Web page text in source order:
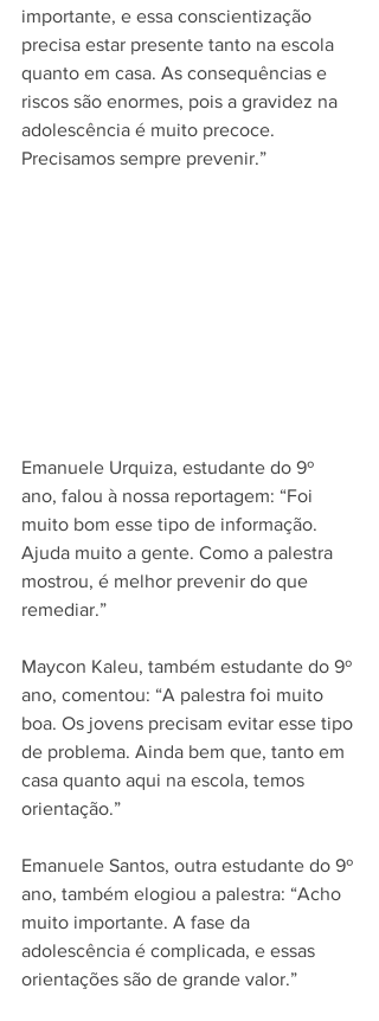
importante, e essa conscientização
precisa estar presente tanto na escola
quanto em casa. As consequências e
riscos são enormes, pois a gravidez na
adolescência é muito precoce.
Precisamos sempre prevenir.”
Emanuele Urquiza, estudante do 9º
ano, falou à nossa reportagem: “Foi
muito bom esse tipo de informação.
Ajuda muito a gente. Como a palestra
mostrou, é melhor prevenir do que
remediar.”
Maycon Kaleu, também estudante do 9º
ano, comentou: “A palestra foi muito
boa. Os jovens precisam evitar esse tipo
de problema. Ainda bem que, tanto em
casa quanto aqui na escola, temos
orientação.”
Emanuele Santos, outra estudante do 9º
ano, também elogiou a palestra: “Acho
muito importante. A fase da
adolescência é complicada, e essas
orientações são de grande valor.”